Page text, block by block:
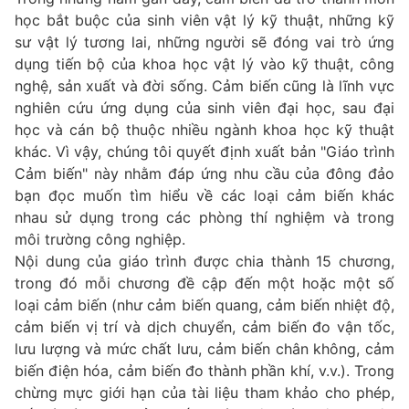
học bắt buộc của sinh viên vật lý kỹ thuật, những kỹ
sư vật lý tương lai, những người sẽ đóng vai trò ứng
dụng tiến bộ của khoa học vật lý vào kỹ thuật, công
nghệ, sản xuất và đời sống. Cảm biến cũng là lĩnh vực
nghiên cứu ứng dụng của sinh viên đại học, sau đại
học và cán bộ thuộc nhiều ngành khoa học kỹ thuật
khác. Vì vậy, chúng tôi quyết định xuất bản "Giáo trình
Cảm biến" này nhằm đáp ứng nhu cầu của đông đảo
bạn đọc muốn tìm hiểu về các loại cảm biến khác
nhau sử dụng trong các phòng thí nghiệm và trong
môi trường công nghiệp.
Nội dung của giáo trình được chia thành 15 chương,
trong đó mỗi chương đề cập đến một hoặc một số
loại cảm biến (như cảm biến quang, cảm biến nhiệt độ,
cảm biến vị trí và dịch chuyển, cảm biến đo vận tốc,
lưu lượng và mức chất lưu, cảm biến chân không, cảm
biến điện hóa, cảm biến đo thành phần khí, v.v.). Trong
chừng mực giới hạn của tài liệu tham khảo cho phép,